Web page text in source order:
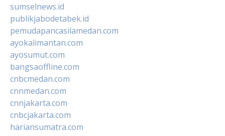
sumselnews.id
publikjabodetabek.id
pemudapancasilamedan.com
ayokalimantan.com
ayosumut.com
bangsaoffline.com
cnbcmedan.com
cnnmedan.com
cnnjakarta.com
cnbcjakarta.com
hariansumatra.com